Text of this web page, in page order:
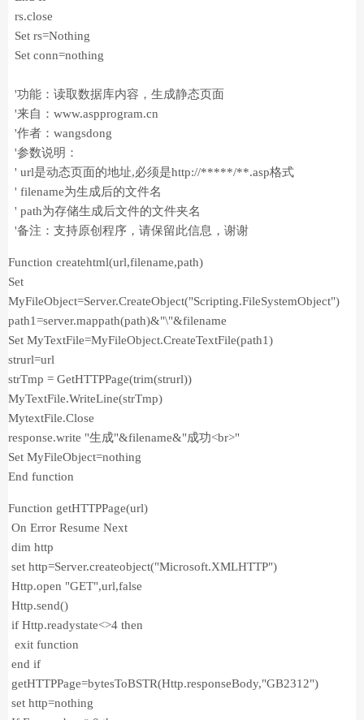
rs.close
Set rs=Nothing
Set conn=nothing
'功能：读取数据库内容，生成静态页面
'来自：www.aspprogram.cn
'作者：wangsdong
'参数说明：
' url是动态页面的地址,必须是http://*****/**.asp格式
' filename为生成后的文件名
' path为存储生成后文件的文件夹名
'备注：支持原创程序，请保留此信息，谢谢
Function createhtml(url,filename,path)
Set
MyFileObject=Server.CreateObject("Scripting.FileSystemObject")
path1=server.mappath(path)&"\"&filename
Set MyTextFile=MyFileObject.CreateTextFile(path1)
strurl=url
strTmp = GetHTTPPage(trim(strurl))
MyTextFile.WriteLine(strTmp)
MytextFile.Close
response.write "生成"&filename&"成功<br>"
Set MyFileObject=nothing
End function
Function getHTTPPage(url)
On Error Resume Next
dim http
set http=Server.createobject("Microsoft.XMLHTTP")
Http.open "GET",url,false
Http.send()
if Http.readystate<>4 then
exit function
end if
getHTTPPage=bytesToBSTR(Http.responseBody,"GB2312")
set http=nothing